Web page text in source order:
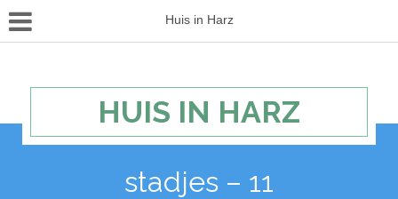
Huis in Harz
HUIS IN HARZ
stadjes – 11